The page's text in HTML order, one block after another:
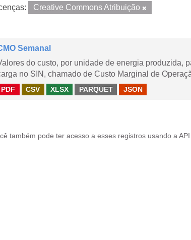
Creative Commons Atribuição
Semanal
do custo, por unidade de energia produzida,
no SIN, chamado de Custo Marginal de
PDF CSV XLSX PARQUET JSON
também pode ter acesso a esses registros usando a API